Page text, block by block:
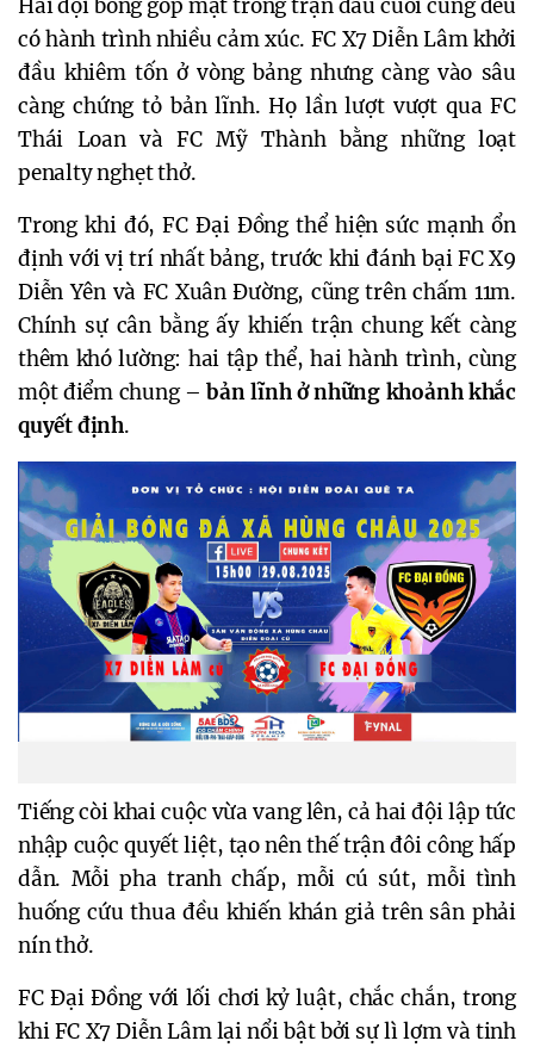
Hai đội bóng góp mặt trong trận đấu cuối cùng đều
có hành trình nhiều cảm xúc. FC X7 Diễn Lâm khởi
đầu khiêm tốn ở vòng bảng nhưng càng vào sâu
càng chứng tỏ bản lĩnh. Họ lần lượt vượt qua FC
Thái Loan và FC Mỹ Thành bằng những loạt
penalty nghẹt thở.
Trong khi đó, FC Đại Đồng thể hiện sức mạnh ổn
định với vị trí nhất bảng, trước khi đánh bại FC X9
Diễn Yên và FC Xuân Đường, cũng trên chấm 11m.
Chính sự cân bằng ấy khiến trận chung kết càng
thêm khó lường: hai tập thể, hai hành trình, cùng
một điểm chung –bản lĩnh ở những khoảnh khắc
quyết định.
Tiếng còi khai cuộc vừa vang lên, cả hai đội lập tức
nhập cuộc quyết liệt, tạo nên thế trận đôi công hấp
dẫn. Mỗi pha tranh chấp, mỗi cú sút, mỗi tình
huống cứu thua đều khiến khán giả trên sân phải
nín thở.
FC Đại Đồng với lối chơi kỷ luật, chắc chắn, trong
khi FC X7 Diễn Lâm lại nổi bật bởi sự lì lợm và tinh